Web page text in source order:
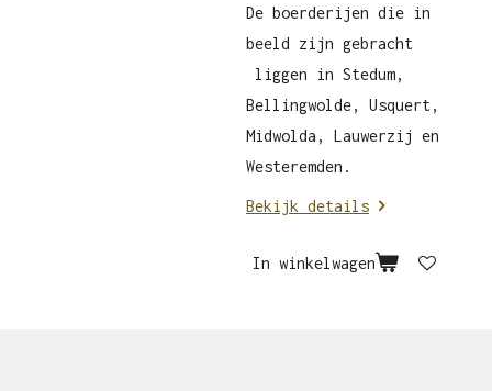
De boerderijen die in
beeld zijn gebracht
liggen in Stedum,
Bellingwolde, Usquert,
Midwolda, Lauwerzij en
Westeremden.
Bekijk details
In winkelwagen